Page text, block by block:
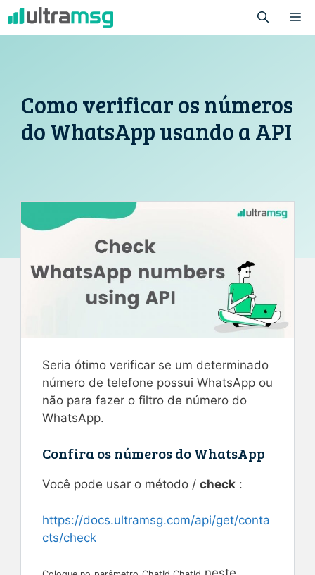
Pular
para
Como verificar os números
do WhatsApp usando a API
Seria ótimo verificar se um determinado
número de telefone possui WhatsApp ou
não para fazer o filtro de número do
WhatsApp.
Confira os números do WhatsApp
Você pode usar o método / check :
https://docs.ultramsg.com/api/get/conta
cts/check